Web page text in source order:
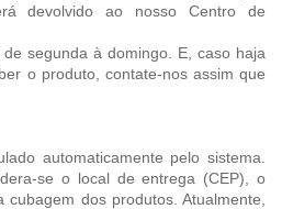
devolvido ao nosso Centro de
segunda à domingo. E, caso haja
o produto, contate-nos assim que
automaticamente pelo sistema.
se o local de entrega (CEP), o
dos produtos. Atualmente,